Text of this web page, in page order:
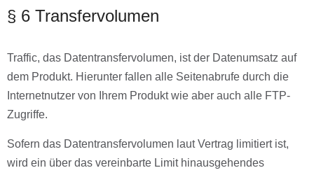
§ 6 Transfervolumen
Traffic, das Datentransfervolumen, ist der Datenumsatz auf
dem Produkt. Hierunter fallen alle Seitenabrufe durch die
Internetnutzer von Ihrem Produkt wie aber auch alle FTP-
Zugriffe.
Sofern das Datentransfervolumen laut Vertrag limitiert ist,
wird ein über das vereinbarte Limit hinausgehendes